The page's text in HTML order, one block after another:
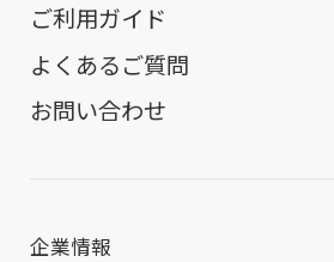
ご利用ガイド
よくあるご質問
お問い合わせ
企業情報